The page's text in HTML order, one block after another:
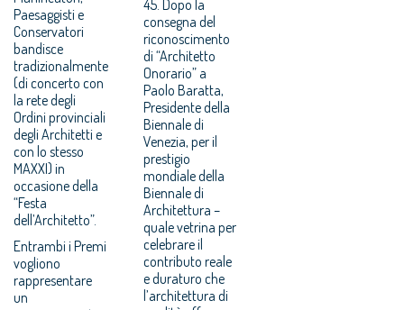
Paesaggisti e
Conservatori
bandisce
tradizionalmente
(di concerto con
la rete degli
Ordini provinciali
degli Architetti e
con lo stesso
MAXXI) in
occasione della
“Festa
dell’Architetto”.
Entrambi i Premi
vogliono
rappresentare
un
45. Dopo la
consegna del
riconoscimento
di “Architetto
Onorario” a
Paolo Baratta,
Presidente della
Biennale di
Venezia, per il
prestigio
mondiale della
Biennale di
Architettura –
quale vetrina per
celebrare il
contributo reale
e duraturo che
l’architettura di